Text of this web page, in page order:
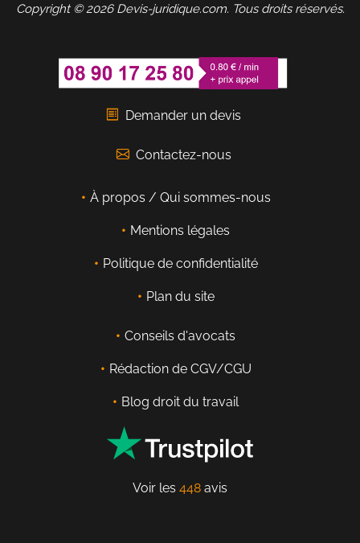
Copyright © 2026 Devis-juridique.com. Tous droits réservés.
Demander un devis
Contactez-nous
À propos / Qui sommes-nous
Mentions légales
Politique de confidentialité
Plan du site
Conseils d'avocats
Rédaction de CGV/CGU
Blog droit du travail
Voir les 448 avis